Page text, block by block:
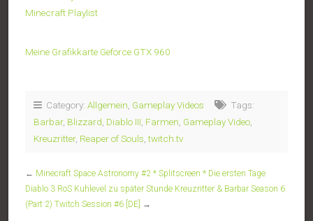
Minecraft Playlist
Meine Grafikkarte Geforce GTX 960
Category: Allgemein Gameplay Videos
Tags:
Barbar, Blizzard Diablo III Farmen Gameplay Video
Kreuzritter, Reaper of Souls ,twitch.tv
← Minecraft Space Astronomy #2 * Splitscreen * Die ersten Tage
Diablo 3 RoS Kuhlevel zu später Stunde Kreuzritter & Barbar Season 6
(Part 2) Twitch Session #6 [DE] →